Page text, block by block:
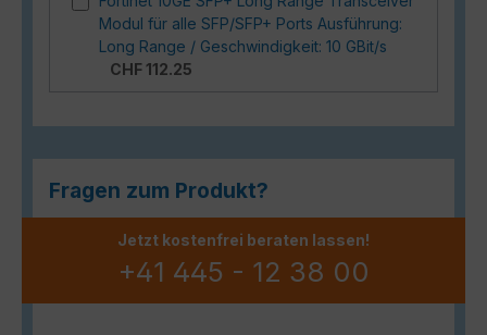
Modul für alle SFP/SFP+ Ports Ausführung:
Long Range / Geschwindigkeit: 10 GBit/s
CHF 112.25
Fragen zum Produkt?
Jetzt kostenfrei beraten lassen!
+41 445 - 12 38 00